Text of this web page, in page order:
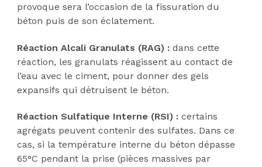
provoque sera l’occasion de la fissuration du
béton puis de son éclatement.
Réaction Alcali Granulats (RAG) : dans cette
réaction, les granulats réagissent au contact de
l’eau avec le ciment, pour donner des gels
expansifs qui détruisent le béton.
Réaction Sulfatique Interne (RSI) : certains
agrégats peuvent contenir des sulfates. Dans ce
cas, si la température interne du béton dépasse
65°C pendant la prise (pièces massives par